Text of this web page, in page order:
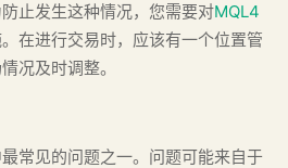
止发生这种情况，您需要对MQL4
在进行交易时，应该有一个位置管
况及时调整。
常见的问题之一。问题可能来自于